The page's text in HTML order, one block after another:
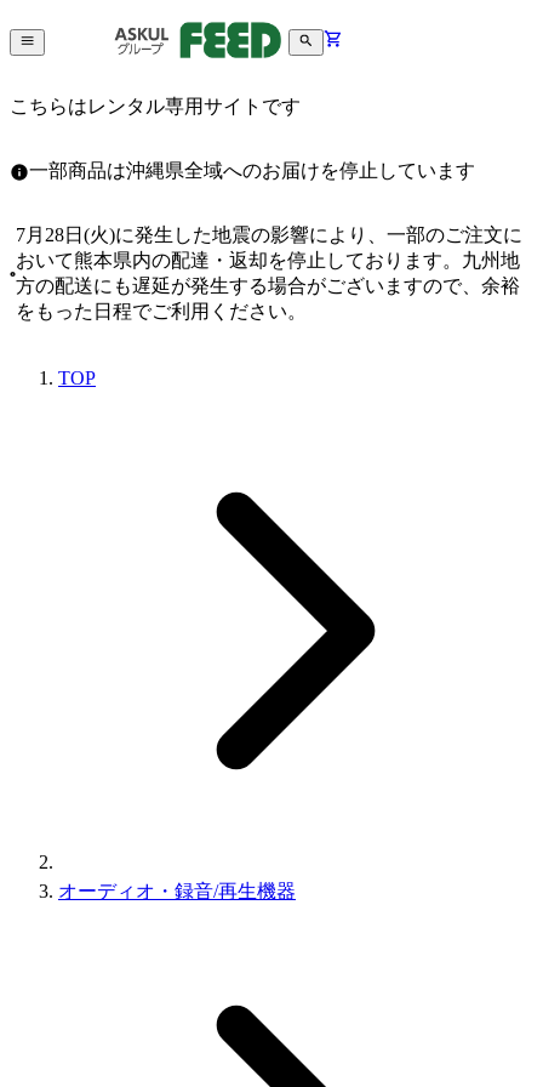
こちらはレンタル専用サイトです
一部商品は沖縄県全域へのお届けを停止しています
7月28日(火)に発生した地震の影響により、一部のご注文に
おいて熊本県内の配達・返却を停止しております。九州地
方の配送にも遅延が発生する場合がございますので、余裕
をもった日程でご利用ください。
TOP
オーディオ・録音/再生機器